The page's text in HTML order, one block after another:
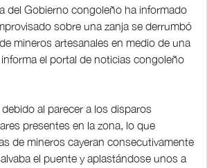
del Gobierno congoleño ha informado
sobre una zanja se derrumbó
mineros artesanales en medio de una
el portal de noticias congoleño
al parecer a los disparos
presentes en la zona, lo que
de mineros cayeran consecutivamente
el puente y aplastándose unos a